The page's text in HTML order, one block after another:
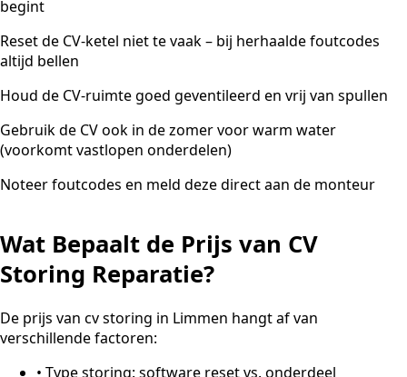
begint
Reset de CV-ketel niet te vaak – bij herhaalde foutcodes
altijd bellen
Houd de CV-ruimte goed geventileerd en vrij van spullen
Gebruik de CV ook in de zomer voor warm water
(voorkomt vastlopen onderdelen)
Noteer foutcodes en meld deze direct aan de monteur
Wat Bepaalt de Prijs van CV
Storing Reparatie?
De prijs van cv storing in Limmen hangt af van
verschillende factoren:
• Type storing: software reset vs. onderdeel